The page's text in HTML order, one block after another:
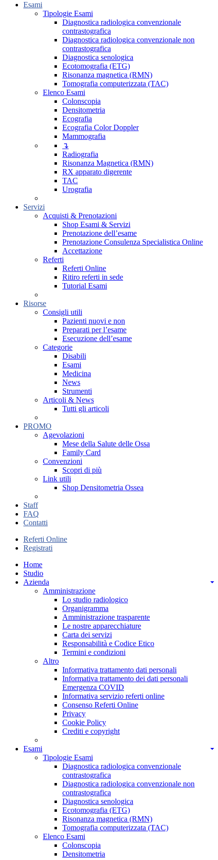
Esami
Tipologie Esami
Diagnostica radiologica convenzionale
contrastografica
Diagnostica radiologica convenzionale non
contrastografica
Diagnostica senologica
Ecotomografia (ETG)
Risonanza magnetica (RMN)
Tomografia computerizzata (TAC)
Elenco Esami
Colonscopia
Densitometria
Ecografia
Ecografia Color Doppler
Mammografia
↴
Radiografia
Risonanza Magnetica (RMN)
RX apparato digerente
TAC
Urografia
Servizi
Acquisti & Prenotazioni
Shop Esami & Servizi
Prenotazione dell’esame
Prenotazione Consulenza Specialistica Online
Accettazione
Referti
Referti Online
Ritiro referti in sede
Tutorial Esami
Risorse
Consigli utili
Pazienti nuovi e non
Preparati per l’esame
Esecuzione dell’esame
Categorie
Disabili
Esami
Medicina
News
Strumenti
Articoli & News
Tutti gli articoli
PROMO
Agevolazioni
Mese della Salute delle Ossa
Family Card
Convenzioni
Scopri di più
Link utili
Shop Densitometria Ossea
Staff
FAQ
Contatti
Referti Online
Registrati
Home
Studio
Azienda
Amministrazione
Lo studio radiologico
Organigramma
Amministrazione trasparente
Le nostre apparecchiature
Carta dei servizi
Responsabilità e Codice Etico
Termini e condizioni
Altro
Informativa trattamento dati personali
Informativa trattamento dei dati personali
Emergenza COVID
Informativa servizio referti online
Consenso Referti Online
Privacy
Cookie Policy
Crediti e copyright
Esami
Tipologie Esami
Diagnostica radiologica convenzionale
contrastografica
Diagnostica radiologica convenzionale non
contrastografica
Diagnostica senologica
Ecotomografia (ETG)
Risonanza magnetica (RMN)
Tomografia computerizzata (TAC)
Elenco Esami
Colonscopia
Densitometria